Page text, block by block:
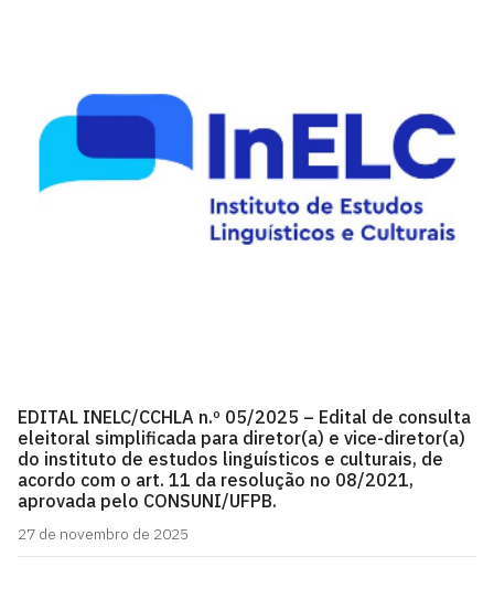
EDITAL INELC/CCHLA n.º 05/2025 – Edital de consulta
eleitoral simplificada para diretor(a) e vice-diretor(a)
do instituto de estudos linguísticos e culturais, de
acordo com o art. 11 da resolução no 08/2021,
aprovada pelo CONSUNI/UFPB.
27 de novembro de 2025